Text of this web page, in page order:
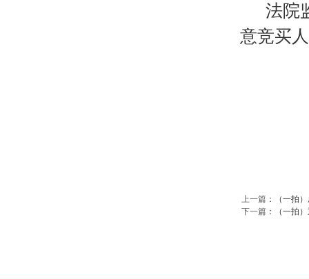
法院
意竞买
上一篇 ：
（一拍
下一篇 ： （一拍